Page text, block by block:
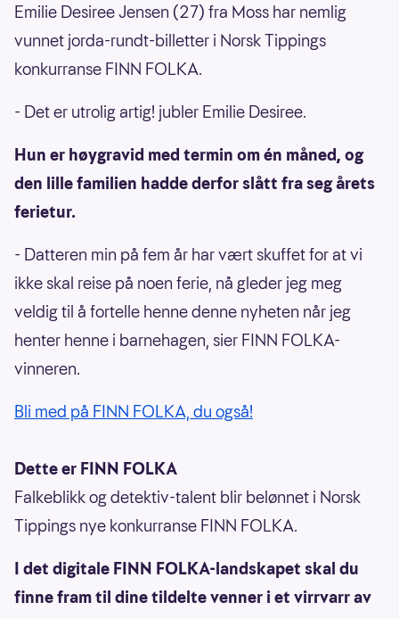
Emilie Desiree Jensen (27) fra Moss har nemlig
vunnet jorda-rundt-billetter i Norsk Tippings
konkurranse FINN FOLKA.
- Det er utrolig artig! jubler Emilie Desiree.
Hun er høygravid med termin om én måned, og
den lille familien hadde derfor slått fra seg årets
ferietur.
- Datteren min på fem år har vært skuffet for at vi
ikke skal reise på noen ferie, nå gleder jeg meg
veldig til å fortelle henne denne nyheten når jeg
henter henne i barnehagen, sier FINN FOLKA-
vinneren.
Bli med på FINN FOLKA, du også!
Dette er FINN FOLKA
Falkeblikk og detektiv-talent blir belønnet i Norsk
Tippings nye konkurranse FINN FOLKA.
I det digitale FINN FOLKA-landskapet skal du
finne fram til dine tildelte venner i et virrvarr av